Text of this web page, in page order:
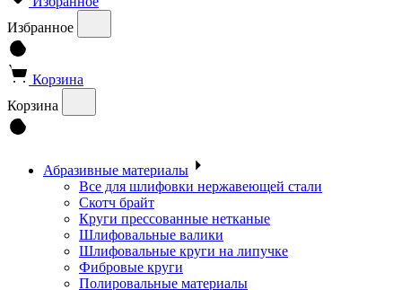
Избранное
Корзина
Корзина
Абразивные материалы
Все для шлифовки нержавеющей стали
Скотч брайт
Круги прессованные нетканые
Шлифовальные валики
Шлифовальные круги на липучке
Фибровые круги
Полировальные материалы